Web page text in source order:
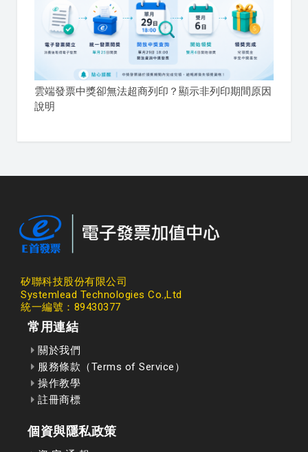
雲端發票中獎卻無法超商列印？顯示非列印期間原因
說明
矽聯科技股份有限公司
Systemlead Technologies Co.,Ltd
統一編號：89430377
常用連結
關於我們
服務條款（Terms of Service）
操作教學
註冊商標
個資與隱私政策